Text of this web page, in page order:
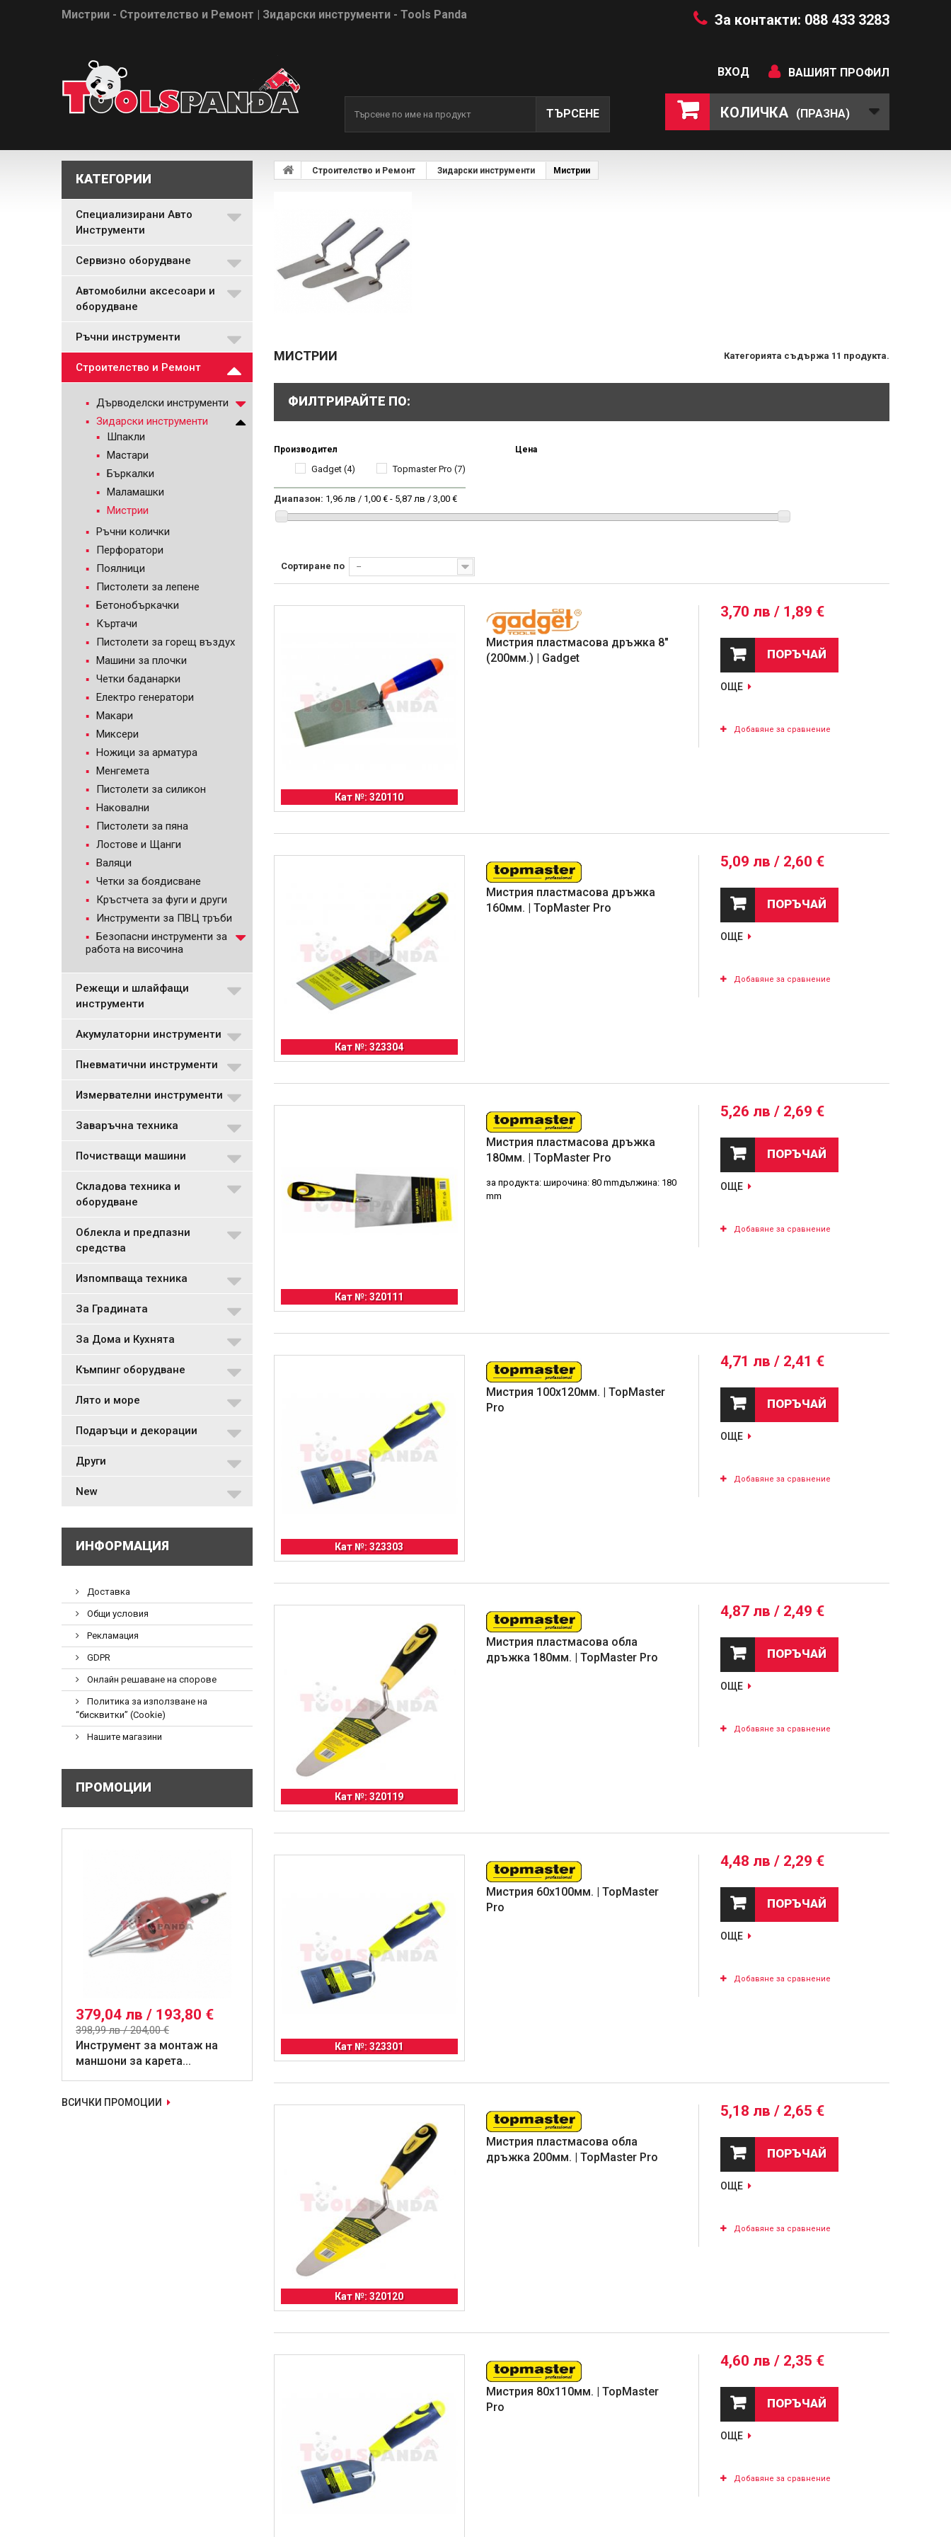
Мистрии - Строителство и Ремонт | Зидарски инструменти - Tools Panda За контакти: 088 433 3283
ВАШИЯТ ПРОФИЛ
ВХОД
КОЛИЧКА (ПРАЗНА)
ТЪРСЕНЕ
КАТЕГОРИИ
Специализирани Авто
Инструменти
Сервизно оборудване
Автомобилни аксесоари и
оборудване
Ръчни инструменти
Строителство и Ремонт
Дърводелски инструменти
Зидарски инструменти
Шпакли
Мастари
Бъркалки
Маламашки
Мистрии
Ръчни колички
Перфоратори
Поялници
Пистолети за лепене
Бетонобъркачки
Къртачи
Пистолети за горещ въздух
Машини за плочки
Четки баданарки
Електро генератори
Макари
Миксери
Ножици за арматура
Менгемета
Пистолети за силикон
Наковални
Пистолети за пяна
Лостове и Щанги
Валяци
Четки за боядисване
Кръстчета за фуги и други
Инструменти за ПВЦ тръби
Безопасни инструменти за
работа на височина
Режещи и шлайфащи
инструменти
Акумулаторни инструменти
Пневматични инструменти
Измервателни инструменти
Заваръчна техника
Почистващи машини
Складова техника и
оборудване
Облекла и предпазни
средства
Изпомпваща техника
За Градината
За Дома и Кухнята
Къмпинг оборудване
Лято и море
Подаръци и декорации
Други
New
ИНФОРМАЦИЯ
Доставка
Общи условия
Рекламация
GDPR
Онлайн решаване на спорове
Политика за използване на
“бисквитки” (Cookie)
Нашите магазини
ПРОМОЦИИ
379,04 лв / 193,80 €
398,99 лв / 204,00 €
Инструмент за монтаж на
маншони за карета...
ВСИЧКИ ПРОМОЦИИ
Строителство и Ремонт Зидарски инструменти Мистрии
МИСТРИИ Категорията съдържа 11 продукта.
ФИЛТРИРАЙТЕ ПО:
Производител
Gadget (4) Topmaster Pro (7)
Цена
Диапазон: 1,96 лв / 1,00 € - 5,87 лв / 3,00 €
Сортиране по --
Кат №: 320110
Мистрия пластмасова дръжка 8"
(200мм.) | Gadget
3,70 лв / 1,89 €
ПОРЪЧАЙ
ОЩЕ
Добавяне за сравнение
Кат №: 323304
Мистрия пластмасова дръжка
160мм. | TopMaster Pro
5,09 лв / 2,60 €
ПОРЪЧАЙ
ОЩЕ
Добавяне за сравнение
Кат №: 320111
Мистрия пластмасова дръжка
180мм. | TopMaster Pro
за продукта: широчина: 80 mmдължина: 180
mm
5,26 лв / 2,69 €
ПОРЪЧАЙ
ОЩЕ
Добавяне за сравнение
Кат №: 323303
Мистрия 100x120мм. | TopMaster
Pro
4,71 лв / 2,41 €
ПОРЪЧАЙ
ОЩЕ
Добавяне за сравнение
Кат №: 320119
Мистрия пластмасова обла
дръжка 180мм. | TopMaster Pro
4,87 лв / 2,49 €
ПОРЪЧАЙ
ОЩЕ
Добавяне за сравнение
Кат №: 323301
Мистрия 60x100мм. | TopMaster
Pro
4,48 лв / 2,29 €
ПОРЪЧАЙ
ОЩЕ
Добавяне за сравнение
Кат №: 320120
Мистрия пластмасова обла
дръжка 200мм. | TopMaster Pro
5,18 лв / 2,65 €
ПОРЪЧАЙ
ОЩЕ
Добавяне за сравнение
Мистрия 80x110мм. | TopMaster
Pro
4,60 лв / 2,35 €
ПОРЪЧАЙ
ОЩЕ
Добавяне за сравнение